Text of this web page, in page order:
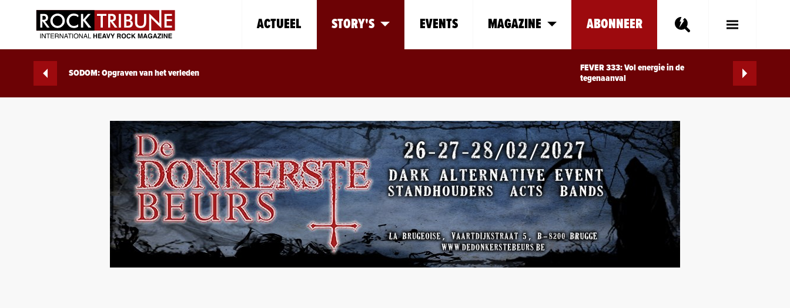
ACTUEEL STORY'S EVENTS MAGAZINE ABONNEER
Toggle
SODOM: Opgraven van het verleden
FEVER 333: Vol energie in de
tegenaanval